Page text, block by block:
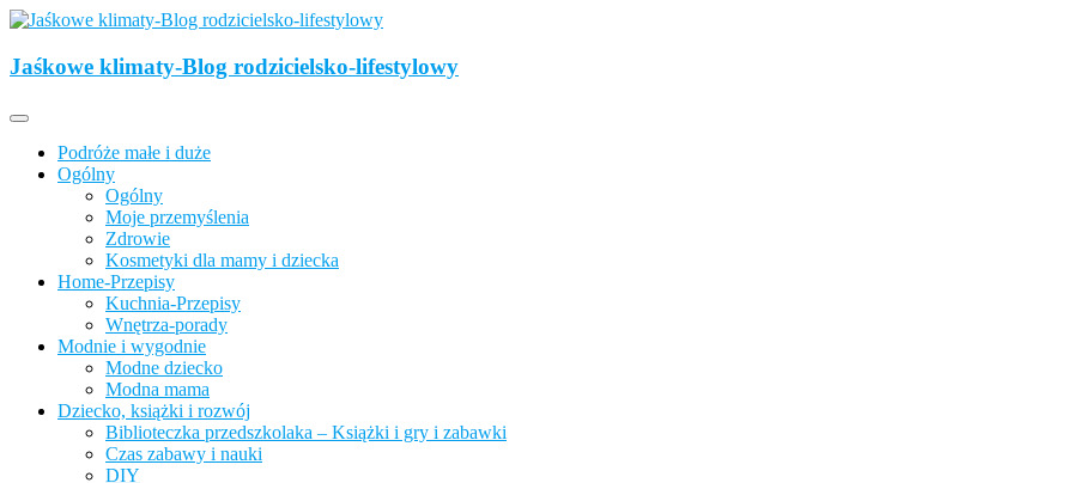
Skip
content
Jaśkowe klimaty-Blog rodzicielsko-lifestylowy
Jaśkowe klimaty-Blog rodzicielsko-lifestylowy
Podróże małe i duże
Ogólny
Ogólny
Moje przemyślenia
Zdrowie
Kosmetyki dla mamy i dziecka
Home-Przepisy
Kuchnia-Przepisy
Wnętrza-porady
Modnie i wygodnie
Modne dziecko
Modna mama
Dziecko, książki i rozwój
Biblioteczka przedszkolaka – Książki i gry i zabawki
Czas zabawy i nauki
DIY